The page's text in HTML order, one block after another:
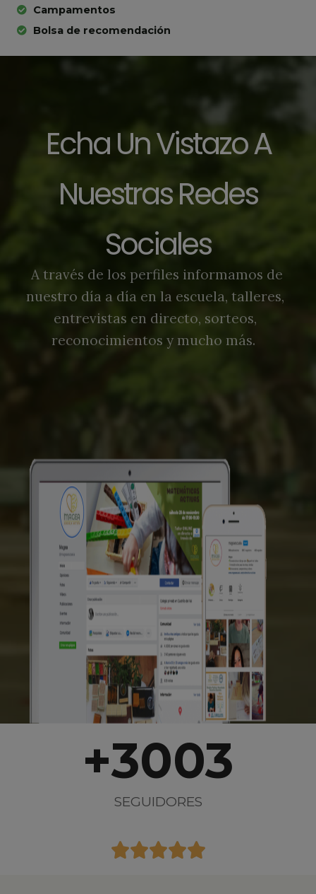
Campamentos
Bolsa de recomendación
Echa Un Vistazo A
Nuestras Redes
Sociales
A través de los perfiles informamos de
nuestro día a día en la escuela, talleres,
entrevistas en directo, sorteos,
reconocimientos y mucho más.
+3003
SEGUIDORES
